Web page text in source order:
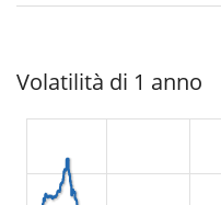
Volatilità di 1 anno